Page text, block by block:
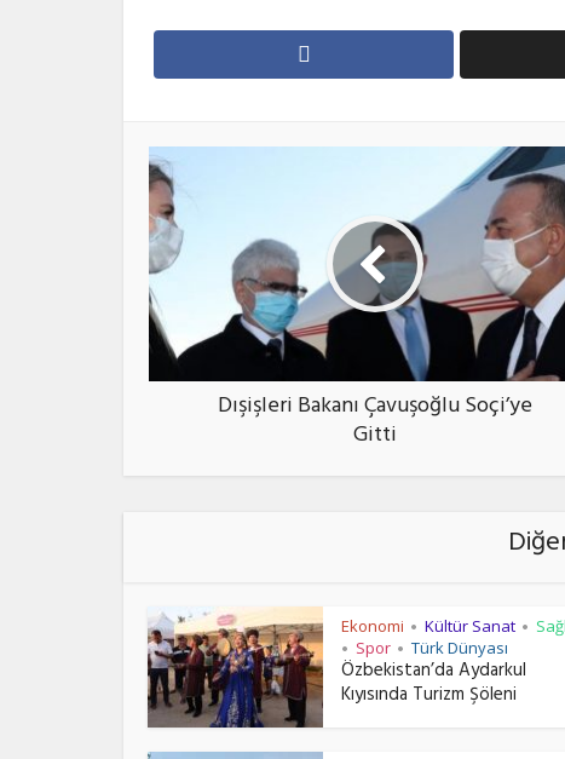
Dışişleri Bakanı Çavuşoğlu Soçi’ye
Gitti
Ekonomi • Kültür Sanat •
• Spor • Türk Dünyası
Özbekistan’da Aydarkul
Kıyısında Turizm Şöleni